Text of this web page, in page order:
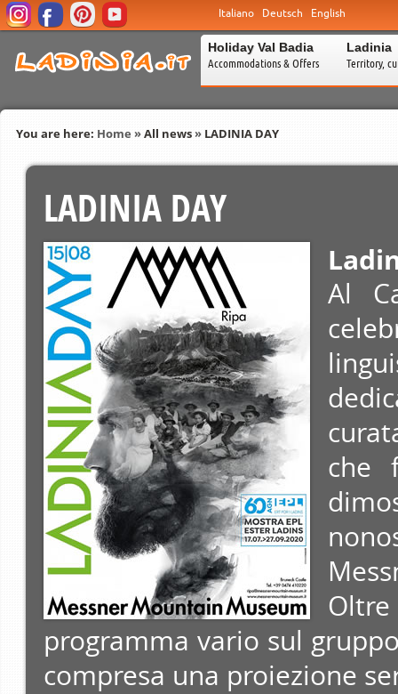
Italiano Deutsch English
Holiday Val Badia
Accommodations & Offers
Ladinia
Territory,
You are here: Home »All news» LADINIA DAY
LADINIA DAY
Al
che
programma vario sul
compresa una proiezione